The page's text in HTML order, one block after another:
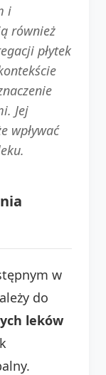
i
również
płytek
Jej
wpływać
w
do
leków